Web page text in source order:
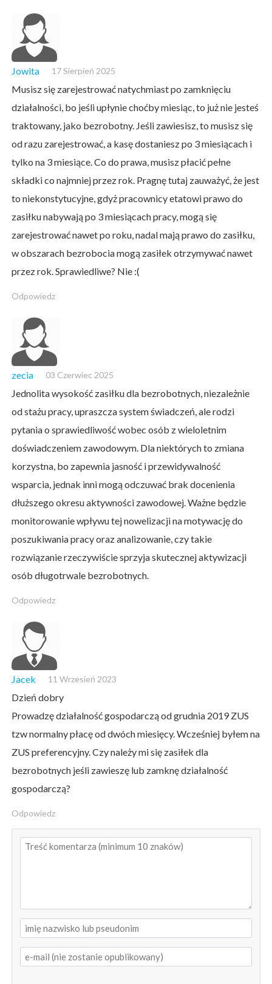
Jowita 17 Sierpień 2025
Musisz się zarejestrować natychmiast po zamknięciu
działalności, bo jeśli upłynie choćby miesiąc, to już nie jesteś
traktowany, jako bezrobotny. Jeśli zawiesisz, to musisz się
od razu zarejestrować, a kasę dostaniesz po 3 miesiącach i
tylko na 3 miesiące. Co do prawa, musisz płacić pełne
składki co najmniej przez rok. Pragnę tutaj zauważyć, że jest
to niekonstytucyjne, gdyż pracownicy etatowi prawo do
zasiłku nabywają po 3 miesiącach pracy, mogą się
zarejestrować nawet po roku, nadal mają prawo do zasiłku,
w obszarach bezrobocia mogą zasiłek otrzymywać nawet
przez rok. Sprawiedliwe? Nie :(
Odpowiedz
zecia 03 Czerwiec 2025
Jednolita wysokość zasiłku dla bezrobotnych, niezależnie
od stażu pracy, upraszcza system świadczeń, ale rodzi
pytania o sprawiedliwość wobec osób z wieloletnim
doświadczeniem zawodowym. Dla niektórych to zmiana
korzystna, bo zapewnia jasność i przewidywalność
wsparcia, jednak inni mogą odczuwać brak docenienia
dłuższego okresu aktywności zawodowej. Ważne będzie
monitorowanie wpływu tej nowelizacji na motywację do
poszukiwania pracy oraz analizowanie, czy takie
rozwiązanie rzeczywiście sprzyja skutecznej aktywizacji
osób długotrwale bezrobotnych.
Odpowiedz
Jacek 11 Wrzesień 2023
Dzień dobry
Prowadzę działalność gospodarczą od grudnia 2019 ZUS
tzw normalny płacę od dwóch miesięcy. Wcześniej byłem na
ZUS preferencyjny. Czy należy mi się zasiłek dla
bezrobotnych jeśli zawieszę lub zamknę działalność
gospodarczą?
Odpowiedz